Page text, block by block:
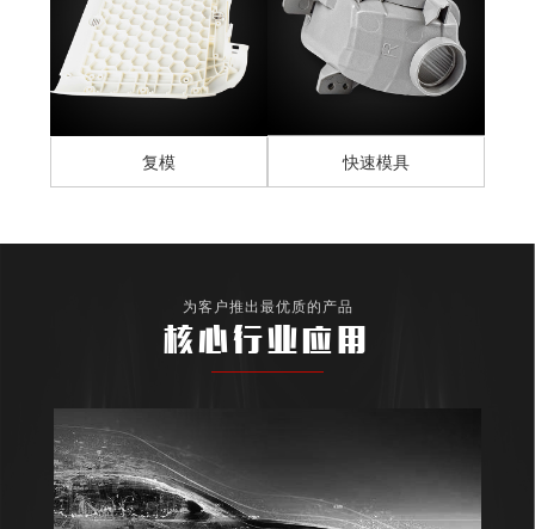
复模 快速模具
为客户推出最优质的产品
核心行业应用